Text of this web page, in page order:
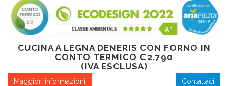
CUCINA A LEGNA DENERIS CON FORNO IN
CONTO TERMICO €2.790
(IVA ESCLUSA)
Maggiori informazioni Contattaci